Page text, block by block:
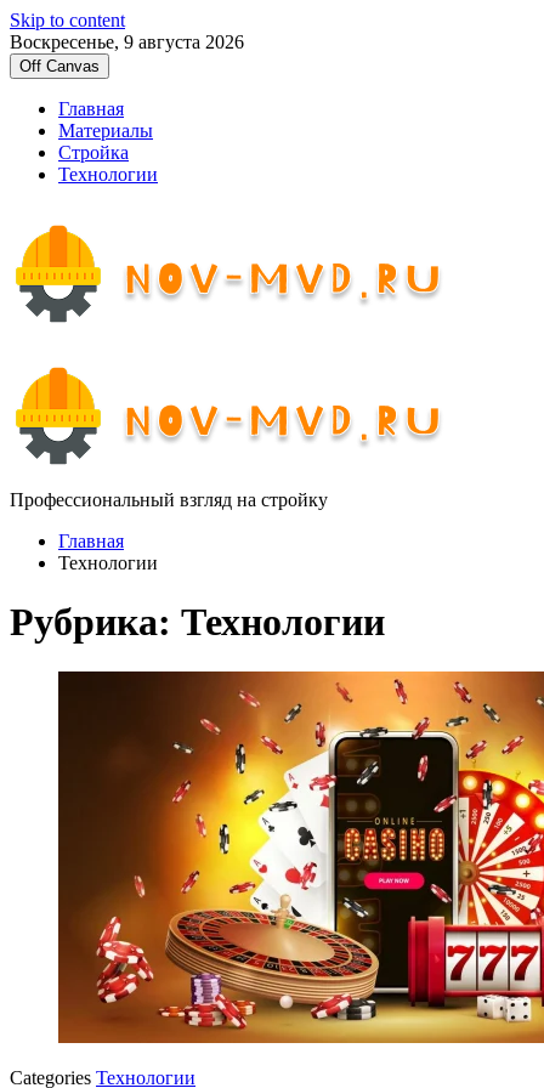
Skip to content
Воскресенье, 9 августа 2026
Off Canvas
Главная
Материалы
Стройка
Технологии
Профессиональный взгляд на стройку
Главная
Технологии
Рубрика: Технологии
Categories Технологии